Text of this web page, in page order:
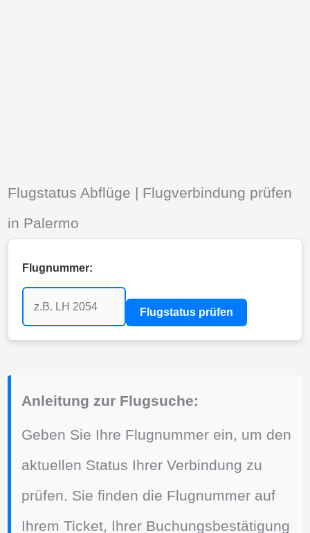
Flugstatus Abflüge | Flugverbindung prüfen
in Palermo
Flugnummer:
Flugstatus prüfen
Anleitung zur Flugsuche:
Geben Sie Ihre Flugnummer ein, um den
aktuellen Status Ihrer Verbindung zu
prüfen. Sie finden die Flugnummer auf
Ihrem Ticket, Ihrer Buchungsbestätigung